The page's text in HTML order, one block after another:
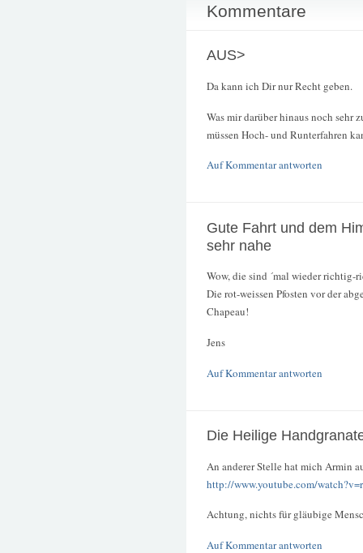
Kommentare
AUS>
Da kann ich Dir nur Recht geben.
Was mir darüber hinaus noch sehr
müssen Hoch- und Runterfahren
Auf Kommentar antworten
Gute Fahrt und dem
sehr nahe
Wow, die sind ´mal wieder
Die rot-weissen Pfosten vor der
Chapeau!
Jens
Auf Kommentar antworten
Die Heilige
An anderer Stelle hat mich Armin
http://www.youtube.com/
Achtung, nichts für gläubige
Auf Kommentar antworten